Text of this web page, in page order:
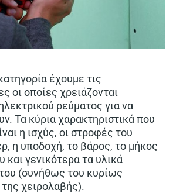
έχουμε τις
οι οποίες χρειάζονται
ρεύματος για να
Τα κύρια χαρακτηριστικά που
η ισχύς, οι στροφές του
η υποδοχή, το βάρος, το μήκος
και γενικότερα τα υλικά
(συνήθως του κυρίως
χειρολαβής).